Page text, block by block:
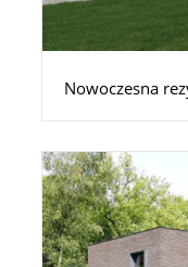
Nowoczesna